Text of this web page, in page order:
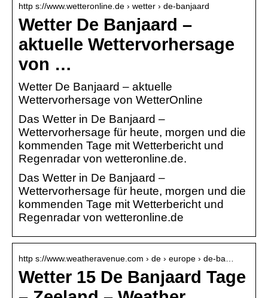
http s://www.wetteronline.de › wetter › de-banjaard
Wetter De Banjaard –
aktuelle Wettervorhersage
von …
Wetter De Banjaard – aktuelle
Wettervorhersage von WetterOnline
Das Wetter in De Banjaard –
Wettervorhersage für heute, morgen und die
kommenden Tage mit Wetterbericht und
Regenradar von wetteronline.de.
Das Wetter in De Banjaard –
Wettervorhersage für heute, morgen und die
kommenden Tage mit Wetterbericht und
Regenradar von wetteronline.de
http s://www.weatheravenue.com › de › europe › de-ba…
Wetter 15 De Banjaard Tage